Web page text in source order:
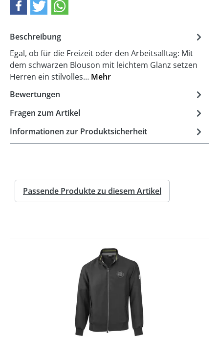
Beschreibung
Egal, ob für die Freizeit oder den Arbeitsalltag: Mit
dem schwarzen Blouson mit leichtem Glanz setzen
Herren ein stilvolles… Mehr
Bewertungen
Fragen zum Artikel
Informationen zur Produktsicherheit
Passende Produkte zu diesem Artikel